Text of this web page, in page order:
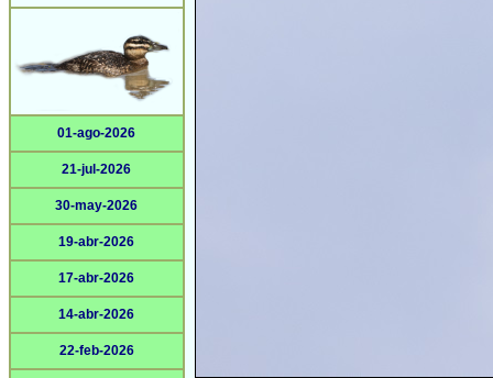
01-ago-2026
21-jul-2026
30-may-2026
19-abr-2026
17-abr-2026
14-abr-2026
22-feb-2026